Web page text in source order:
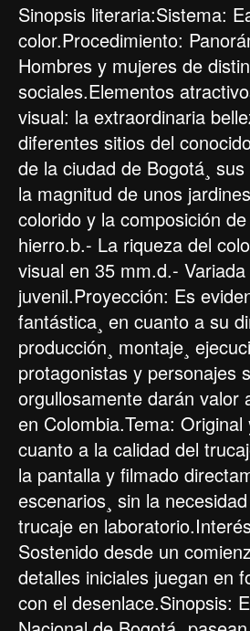
Sinopsis literaria:Sistema:
color.Procedimiento:
Hombres y mujeres de
sociales.Elementos
visual: la extraordinaria
diferentes sitios del
de la ciudad de Bogotá¸
la magnitud de unos
colorido y la composición
hierro.b.- La riqueza del
visual en 35 mm.d.-
juvenil.Proyección: Es
fantástica¸ en cuanto a su
producción¸ montaje¸
protagonistas y personajes
orgullosamente darán valor
en Colombia.Tema:
cuanto a la calidad del
la pantalla y filmado
escenarios¸ sin la
trucaje en
Sostenido desde un
detalles iniciales juegan en
con el desenlace.Sinopsis: